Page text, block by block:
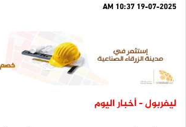
19-07-2025 10:37 AM
ليفربول - أخبار اليوم